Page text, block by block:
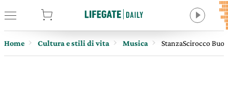
Home Cultura e stili di vita Musica StanzaScirocco